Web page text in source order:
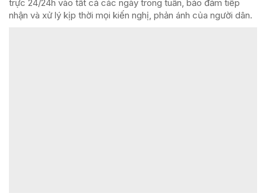
trực 24/24h vào tất cả các ngày trong tuần, bảo đảm tiếp
nhận và xử lý kịp thời mọi kiến nghị, phản ánh của người dân.